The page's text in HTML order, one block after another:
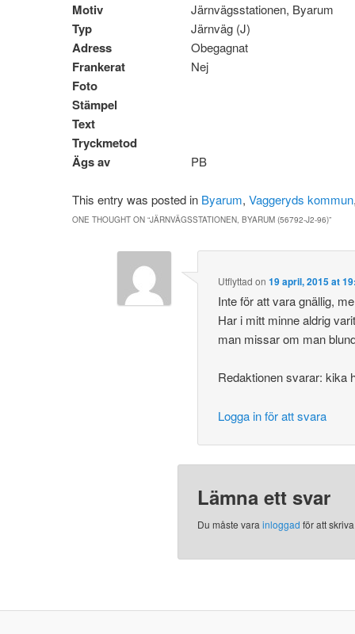
Motiv Järnvägsstationen, Byarum
Typ Järnväg (J)
Adress Obegagnat
Frankerat Nej
Foto
Stämpel
Text
Tryckmetod
Ägs av
PB
This entry was posted in Byarum, Vaggeryds kommun
ONE THOUGHT ON “JÄRNVÄGSSTATIONEN, BYARUM (56792-J2-96)”
Utflyttad on 19 april, 2015 at
Inte för att vara gnällig,
Har i mitt minne aldrig
man missar om man
Redaktionen svarar: kika
Logga in för att svara
Lämna ett svar
Du måste varainloggad för att